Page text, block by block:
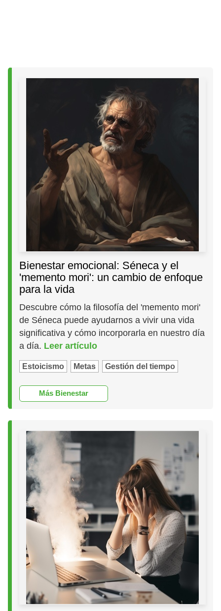
Bienestar emocional: Séneca y el
'memento mori': un cambio de enfoque
para la vida
Descubre cómo la filosofía del 'memento mori'
de Séneca puede ayudarnos a vivir una vida
significativa y cómo incorporarla en nuestro día
a día. Leer artículo
Estoicismo Metas Gestión del tiempo
Más Bienestar